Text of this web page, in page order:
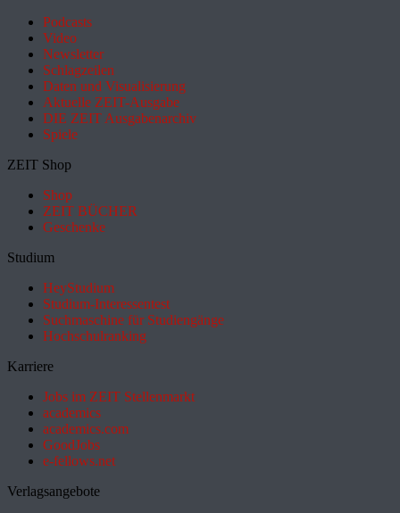
Podcasts
Video
Newsletter
Schlagzeilen
Daten und Visualisierung
Aktuelle ZEIT-Ausgabe
DIE ZEIT Ausgabenarchiv
Spiele
ZEIT Shop
Shop
ZEIT BÜCHER
Geschenke
Studium
HeyStudium
Studium-Interessentest
Suchmaschine für Studiengänge
Hochschulranking
Karriere
Jobs im ZEIT Stellenmarkt
academics
academics.com
GoodJobs
e-fellows.net
Verlagsangebote